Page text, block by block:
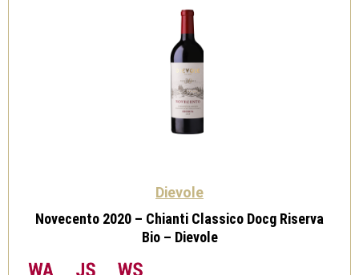
Dievole
Novecento 2020 – Chianti Classico Docg Riserva
Bio – Dievole